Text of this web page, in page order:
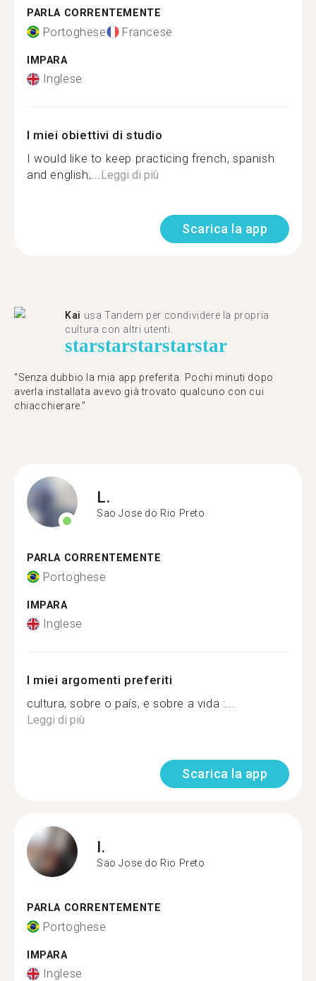
PARLA CORRENTEMENTE
Portoghese Francese
IMPARA
Inglese
I miei obiettivi di studio
I would like to keep practicing french, spanish
and english,...Leggi di più
Scarica la app
Kai usa Tandem per condividere la propria
cultura con altri utenti.
starstarstarstarstar
"Senza dubbio la mia app preferita. Pochi minuti dopo
averla installata avevo già trovato qualcuno con cui
chiacchierare."
L.
Sao Jose do Rio Preto
PARLA CORRENTEMENTE
Portoghese
IMPARA
Inglese
I miei argomenti preferiti
cultura, sobre o país, e sobre a vida :...
Leggi di più
Scarica la app
I.
Sao Jose do Rio Preto
PARLA CORRENTEMENTE
Portoghese
IMPARA
Inglese